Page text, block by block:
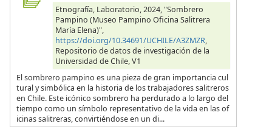
Etnografía, Laboratorio, 2024, "Sombrero
Pampino (Museo Pampino Oficina Salitrera
María Elena)",
https://doi.org/10.34691/UCHILE/A3ZMZR,
Repositorio de datos de investigación de la
Universidad de Chile, V1
El sombrero pampino es una pieza de gran importancia cul
tural y simbólica en la historia de los trabajadores salitreros
en Chile. Este icónico sombrero ha perdurado a lo largo del
tiempo como un símbolo representativo de la vida en las of
icinas salitreras, convirtiéndose en un di...